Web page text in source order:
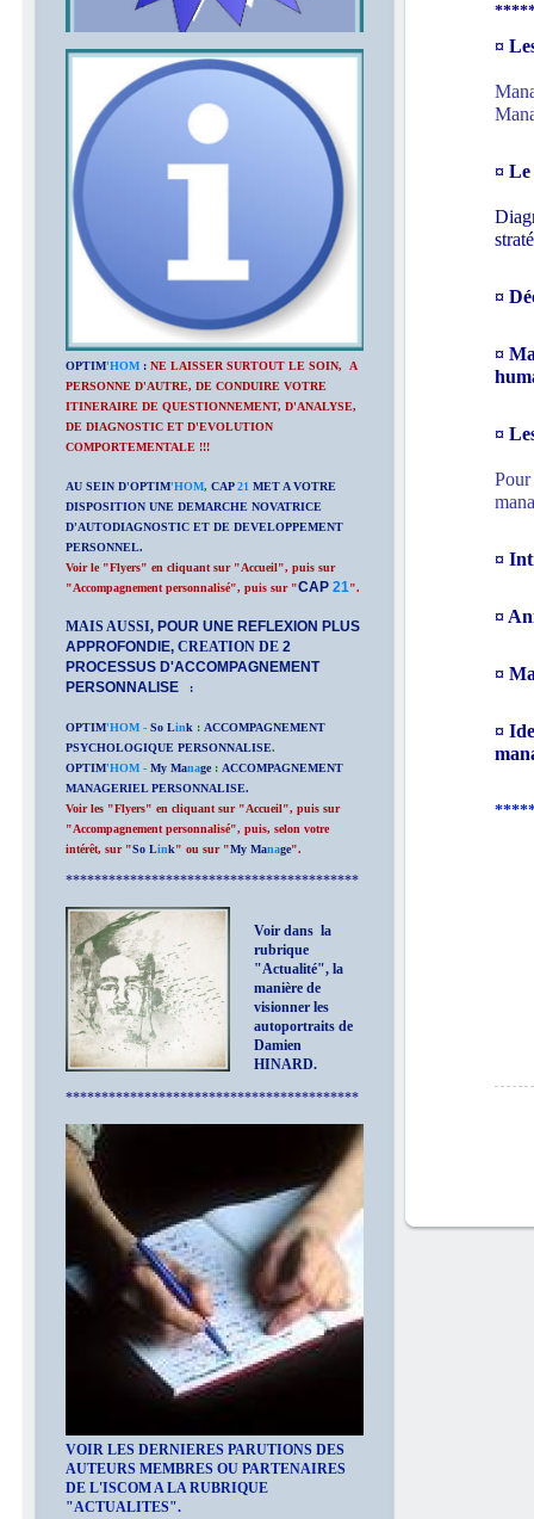
OPTIM'HOM : NE LAISSER SURTOUT LE SOIN, A
PERSONNE D'AUTRE, DE CONDUIRE VOTRE
ITINERAIRE DE QUESTIONNEMENT, D'ANALYSE,
DE DIAGNOSTIC ET D'EVOLUTION
COMPORTEMENTALE !!!
AU SEIN D'OPTIM'HOM, CAP 21 MET A VOTRE
DISPOSITION UNE DEMARCHE NOVATRICE
D'AUTODIAGNOSTIC ET DE DEVELOPPEMENT
PERSONNEL.
Voir le "Flyers" en cliquant sur "Accueil", puis sur
"Accompagnement personnalisé", puis sur "CAP 21".
MAIS AUSSI, POUR UNE REFLEXION PLUS
APPROFONDIE, CREATION DE 2
PROCESSUS D'ACCOMPAGNEMENT
PERSONNALISE
:
OPTIM'HOM - So Link : ACCOMPAGNEMENT
PSYCHOLOGIQUE PERSONNALISE.
OPTIM'HOM - My Manage : ACCOMPAGNEMENT
MANAGERIEL PERSONNALISE.
Voir les "Flyers" en cliquant sur "Accueil", puis sur
"Accompagnement personnalisé", puis, selon votre
intérêt, sur "So Link" ou sur "My Manage".
*****************************************
Voir dans la
rubrique
"Actualité", la
manière de
visionner les
autoportraits de
Damien
HINARD.
*****************************************
VOIR LES DERNIERES PARUTIONS DES
AUTEURS MEMBRES OU PARTENAIRES
DE L'ISCOM A LA RUBRIQUE
"ACTUALITES".
¤
¤ Le
¤
¤
¤
¤
¤
¤
¤